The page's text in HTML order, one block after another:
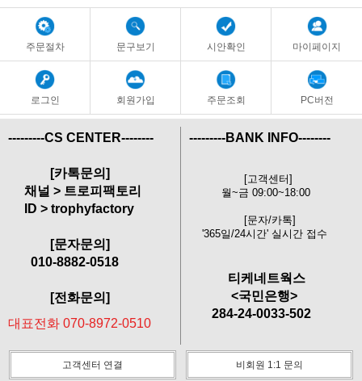
주문절차 문구보기 시안확인 마이페이지
로그인 회원가입 주문조회 PC버전
---------CS CENTER--------
[카톡문의]
채널 > 트로피팩토리
ID > trophyfactory
[문자문의]
010-8882-0518
[전화문의]
대표전화 070-8972-0510
---------BANK INFO--------
[고객센터]
월~금 09:00~18:00
[문자/카톡]
'365일/24시간' 실시간 접수
티케네트웍스
<국민은행>
284-24-0033-502
고객센터 연결 비회원 1:1 문의